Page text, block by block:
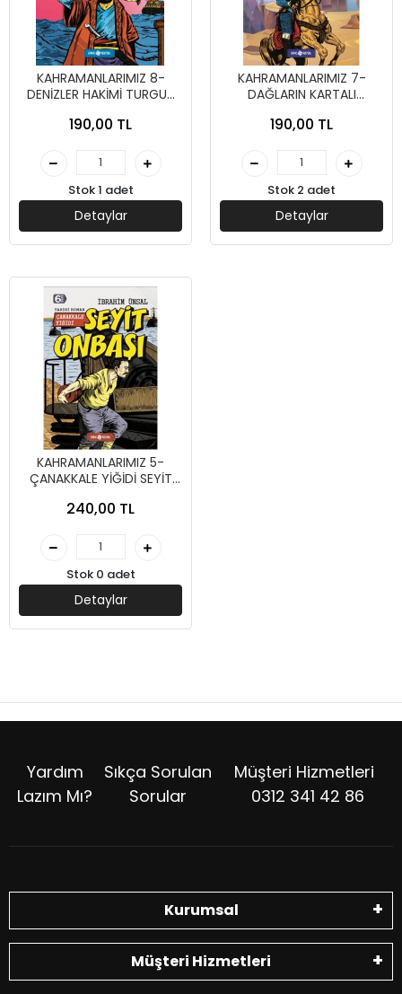
KAHRAMANLARIMIZ 8-
DENİZLER HAKİMİ TURGUT
GENÇ HAYAT YAYINLARI
190,00 TL
Stok 1 adet
Detaylar
KAHRAMANLARIMIZ 7-
DAĞLARIN KARTALI
ÜNSAL - GENÇ HAYAT
190,00 TL
Stok 2 adet
Detaylar
KAHRAMANLARIMIZ 5-
ÇANAKKALE YİĞİDİ SEYİT
GENÇ HAYAT YAYINLARI
240,00 TL
Stok 0 adet
Detaylar
Yardım
Lazım Mı?
Sıkça Sorulan
Sorular
Müşteri Hizmetleri
0312 341 42 86
Kurumsal
Müşteri Hizmetleri